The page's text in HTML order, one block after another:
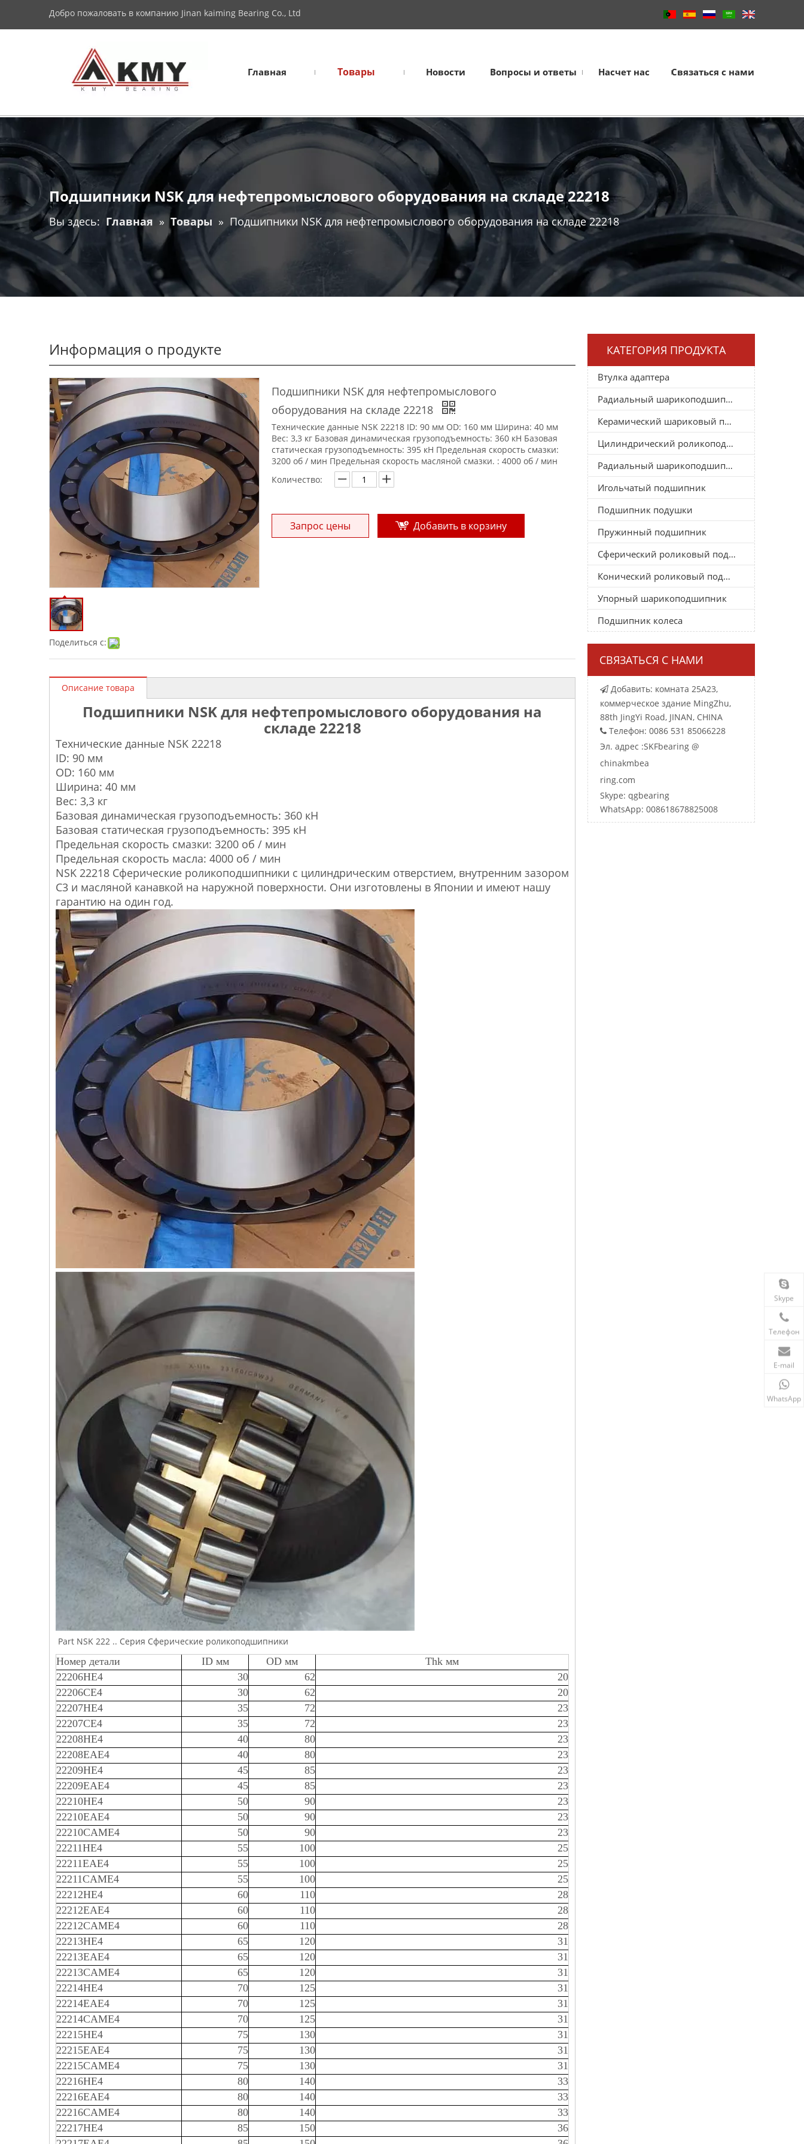
Добро пожаловать в компанию Jinan kaiming Bearing Co., Ltd
Главная Товары Новости Вопросы и ответы Насчет нас Связаться с нами
Подшипники NSK для нефтепромыслового оборудования на складе 22218
Вы здесь: Главная » Товары » Подшипники NSK для нефтепромыслового оборудования на складе 22218
Информация о продукте
Поделиться с:
Подшипники NSK для нефтепромыслового
оборудования на складе 22218
Технические данные NSK 22218 ID: 90 мм OD: 160 мм Ширина: 40 мм
Вес: 3,3 кг Базовая динамическая грузоподъемность: 360 кН Базовая
статическая грузоподъемность: 395 кН Предельная скорость смазки:
3200 об / мин Предельная скорость масляной смазки. : 4000 об / мин
Количество:
Запрос цены Добавить в корзину
Описание товара
Подшипники NSK для нефтепромыслового оборудования на
складе 22218
Технические данные NSK 22218
ID: 90 мм
OD: 160 мм
Ширина: 40 мм
Вес: 3,3 кг
Базовая динамическая грузоподъемность: 360 кН
Базовая статическая грузоподъемность: 395 кН
Предельная скорость смазки: 3200 об / мин
Предельная скорость масла: 4000 об / мин
NSK 22218 Сферические роликоподшипники с цилиндрическим отверстием, внутренним зазором
C3 и масляной канавкой на наружной поверхности. Они изготовлены в Японии и имеют нашу
гарантию на один год.
Part NSK 222 .. Серия Сферические роликоподшипники
Номер детали ID мм OD мм
Thk мм
22206HE4
30 62
20
22206CE4
30 62
20
22207HE4
35 72
23
22207CE4
35 72
23
22208HE4
40 80
23
22208EAE4
40 80
23
22209HE4
45 85
23
22209EAE4
45 85
23
22210HE4
50 90
23
22210EAE4
50 90
23
22210CAME4
50 90
23
22211HE4
55 100
25
22211EAE4
55 100
25
22211CAME4
55 100
25
22212HE4
60 110
28
22212EAE4
60 110
28
22212CAME4
60 110
28
22213HE4
65 120
31
22213EAE4
65 120
31
22213CAME4
65 120
31
22214HE4
70 125
31
22214EAE4
70 125
31
22214CAME4
70 125
31
22215HE4
75 130
31
22215EAE4
75 130
31
22215CAME4
75 130
31
22216HE4
80 140
33
22216EAE4
80 140
33
22216CAME4
80 140
33
22217HE4
85 150
36
КАТЕГОРИЯ ПРОДУКТА
Втулка адаптера
Радиальный шарикоподшипник
Керамический шариковый подшипник
Цилиндрический роликоподшипник
Радиальный шарикоподшипник
Игольчатый подшипник
Подшипник подушки
Пружинный подшипник
Сферический роликовый подшипник
Конический роликовый подшипник
Упорный шарикоподшипник
Подшипник колеса
СВЯЗАТЬСЯ С НАМИ
 Добавить: комната 25A23,
коммерческое здание MingZhu,
88th JingYi Road, JINAN, CHINA
 Телефон: 0086 531 85066228
Эл. адрес :SKFbearing @
chinakmbea
ring.com
Skype: qgbearing
WhatsApp: 008618678825008
Skype
Телефон
E-mail
WhatsApp